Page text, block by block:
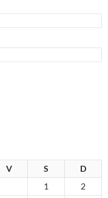
V S
D
1
2